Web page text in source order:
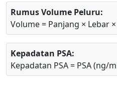
Rumus Volume Peluru:
Volume = Panjang × Lebar
Kepadatan PSA:
Kepadatan PSA = PSA (ng/